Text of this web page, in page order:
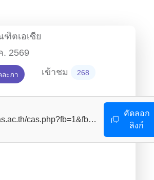
ตเอเซีย
2569
ะภา เข้าชม 268
https://www.cas.ac.th/cas.php?fb=1&fb_id=380
คัดลอก
ลิงก์